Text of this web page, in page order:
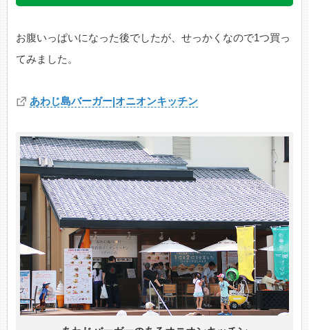
お腹いっぱいになった後でしたが、せっかくなので1つ買っ
てみました。
あわじ島バーガー|オニオンキッチン